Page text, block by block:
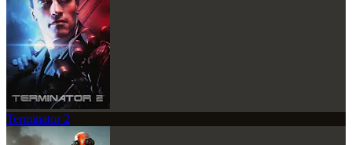
Terminator 2